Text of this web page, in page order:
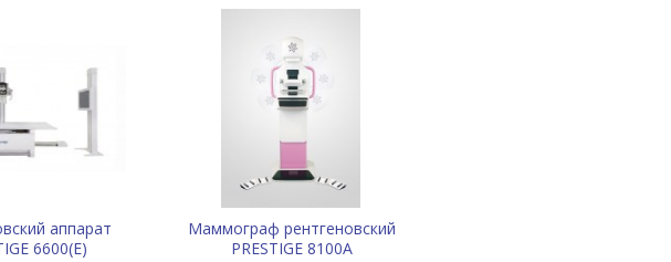
аппарат
6600(E)
Маммограф рентгеновский
PRESTIGE 8100A